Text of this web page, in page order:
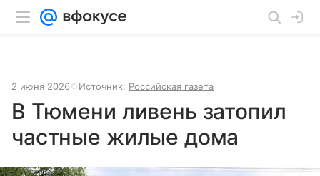
2 июня 2026 Источник: Российская газета
В Тюмени ливень затопил
частные жилые дома